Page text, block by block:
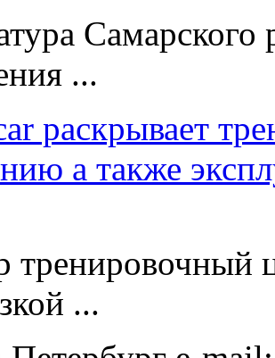
Самарского
...
раскрывает
а также
тренировочный
...